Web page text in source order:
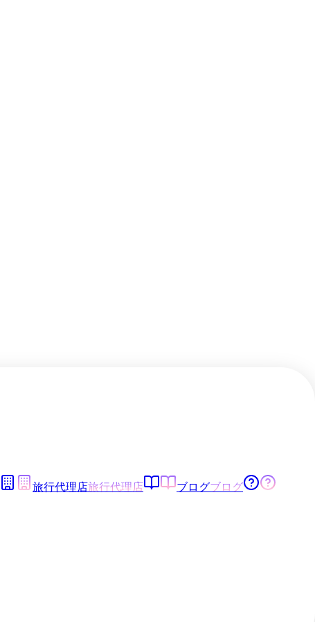
旅行代理店旅行代理店 ブログブログ